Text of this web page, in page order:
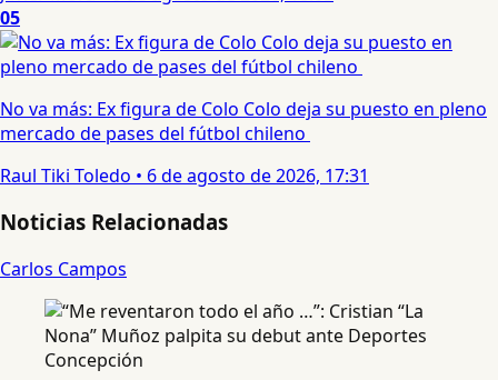
05
No va más: Ex figura de Colo Colo deja su puesto en pleno
mercado de pases del fútbol chileno
Raul Tiki Toledo • 6 de agosto de 2026, 17:31
Noticias Relacionadas
Carlos Campos